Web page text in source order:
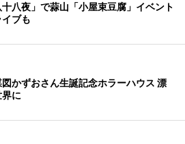
八夜」で蒜山「小屋束豆腐」イベント
ブも
かずおさん生誕記念ホラーハウス 漂
に